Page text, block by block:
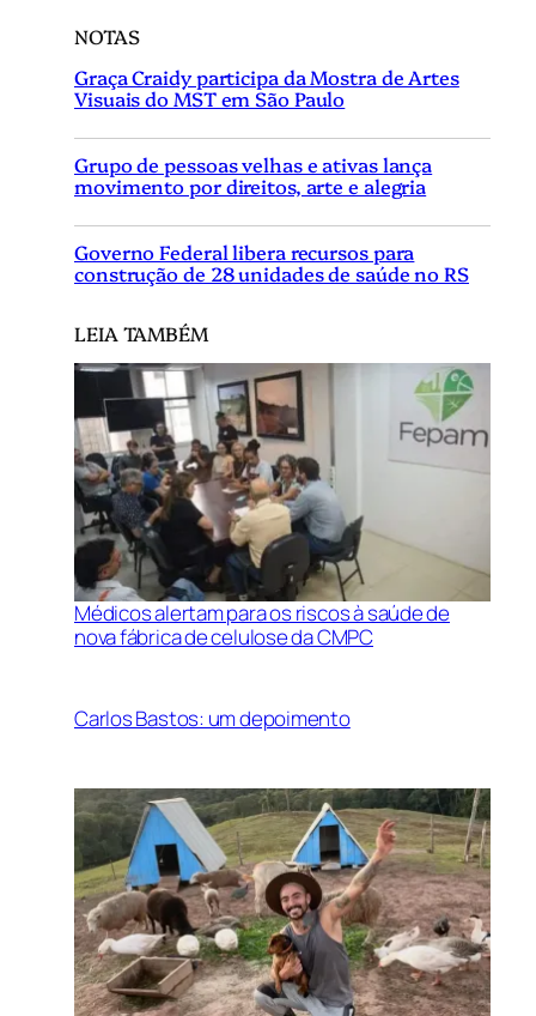
NOTAS
Graça Craidy participa da Mostra de Artes
Visuais do MST em São Paulo
Grupo de pessoas velhas e ativas lança
movimento por direitos, arte e alegria
Governo Federal libera recursos para
construção de 28 unidades de saúde no RS
LEIA TAMBÉM
Médicos alertam para os riscos à saúde de
nova fábrica de celulose da CMPC
Carlos Bastos: um depoimento